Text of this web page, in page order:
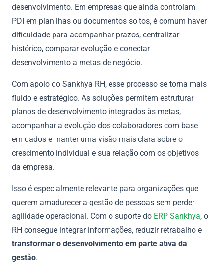
desenvolvimento. Em empresas que ainda controlam
PDI em planilhas ou documentos soltos, é comum haver
dificuldade para acompanhar prazos, centralizar
histórico, comparar evolução e conectar
desenvolvimento a metas de negócio.
Com apoio do Sankhya RH, esse processo se torna mais
fluido e estratégico. As soluções permitem estruturar
planos de desenvolvimento integrados às metas,
acompanhar a evolução dos colaboradores com base
em dados e manter uma visão mais clara sobre o
crescimento individual e sua relação com os objetivos
da empresa.
Isso é especialmente relevante para organizações que
querem amadurecer a gestão de pessoas sem perder
agilidade operacional. Com o suporte do ERP Sankhya, o
RH consegue integrar informações, reduzir retrabalho e
transformar o desenvolvimento em parte ativa da
gestão.